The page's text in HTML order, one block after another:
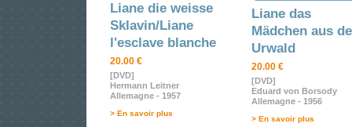
Liane die weisse
Sklavin/Liane
l'esclave blanche
20.00 €
[DVD]
Hermann Leitner
Allemagne - 1957
> En savoir plus
Liane das
Mädchen aus
Urwald
20.00 €
[DVD]
Eduard von Borsody
Allemagne - 1956
> En savoir plus